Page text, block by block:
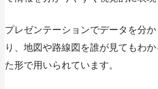
プレゼンテーションでデータを分
り、地図や路線図を誰が見てもわ
た形で用いられています。